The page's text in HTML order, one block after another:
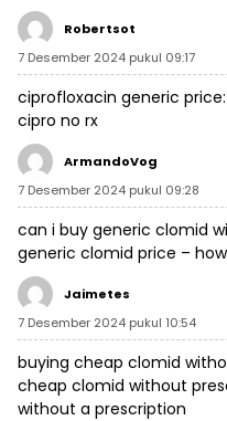
Robertsot
7 Desember 2024 pukul 09:17
ciprofloxacin generic price:
cipro no rx
ArmandoVog
7 Desember 2024 pukul 09:28
can i buy generic clomid
generic clomid price –
Jaimetes
7 Desember 2024 pukul 10:54
buying cheap clomid
cheap clomid without
without a prescription